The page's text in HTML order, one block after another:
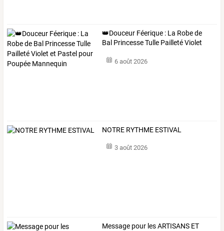
👑Douceur Féerique : La Robede
Bal PrincesseTulle PailletéViolet
6 août 2026
NOTRE RYTHME ESTIVAL
3 août 2026
Message pour les ARTISANS ET